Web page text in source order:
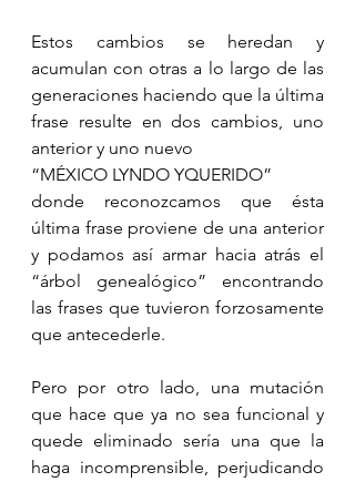
Estos cambios se heredan y
acumulan con otras a lo largo de las
generaciones haciendo que la última
frase resulte en dos cambios, uno
anterior y uno nuevo
“MÉXICO LYNDO YQUERIDO”
donde reconozcamos que ésta
última frase proviene de una anterior
y podamos así armar hacia atrás el
“árbol genealógico” encontrando
las frases que tuvieron forzosamente
que antecederle.
Pero por otro lado, una mutación
que hace que ya no sea funcional y
quede eliminado sería una que la
haga incomprensible, perjudicando